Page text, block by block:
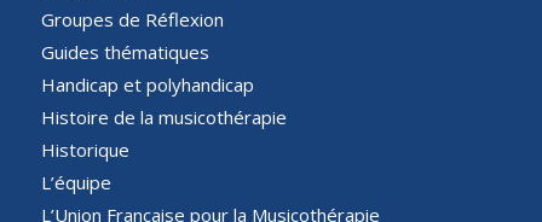
Groupes de Réflexion
Guides thématiques
Handicap et polyhandicap
Histoire de la musicothérapie
Historique
L’équipe
L’Union Française pour la Musicothérapie